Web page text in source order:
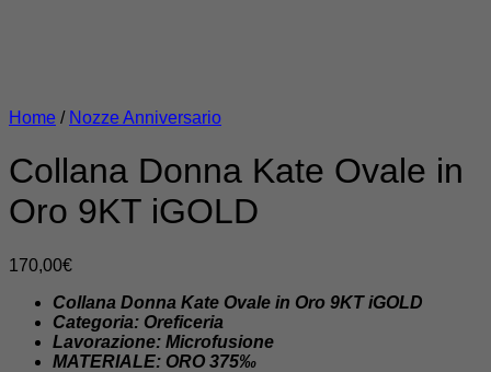
Home / Nozze Anniversario
Collana Donna Kate Ovale in
Oro 9KT iGOLD
170,00€
Collana Donna Kate Ovale in Oro 9KT iGOLD
Categoria: Oreficeria
Lavorazione: Microfusione
MATERIALE: ORO 375‰